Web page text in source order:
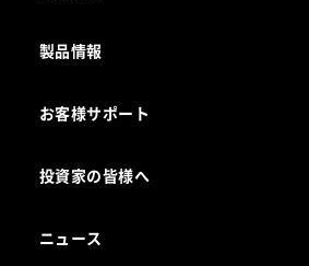
製品情報
電気・ガス別厨房機器
お客様サポート
アフターサービスお問合せ先
投資家の皆様へ
ニュース